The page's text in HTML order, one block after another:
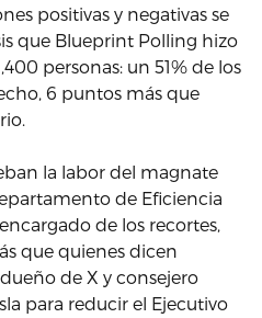
positivas y negativas se
que Blueprint Polling hizo
personas: un 51% de los
6 puntos más que
la labor del magnate
de Eficiencia
de los recortes,
que quienes dicen
de X y consejero
para reducir el Ejecutivo